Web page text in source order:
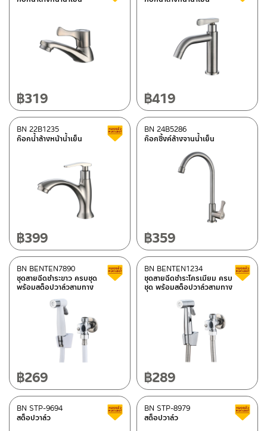
฿319 ฿419
ก๊อกน้ำล้างหน้าน้ำเย็น
BN 22B1235 สินค้าลดราคา เคลียร์สต็อก
฿399
ก๊อกซิ้งค์ล้างจานน้ำเย็น
BN 24B5286
฿359
ชุดสายฉีดชำระขาว ครบชุด
พร้อมสต็อปวาล์วสามทาง
BN BENTEN7890 สินค้าลดราคา เคลียร์สต็อก
฿269
ชุดสายฉีดชำระโครเมียม ครบ
ชุด พร้อมสต็อปวาล์วสามทาง
BN BENTEN1234
฿289
สต็อปวาล์ว
BN STP-9694 สินค้าลดราคา เคลียร์สต็อก
สต็อปวาล์ว
BN STP-8979